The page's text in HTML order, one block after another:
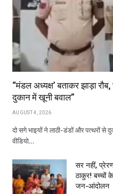
“मंडल अध्यक्ष’ बताकर झाड़ा
दुकान में खूनी बवाल”
AUGUST 4, 2026
दो सगे भाइयों ने लाठी-डंडों और पत्थरों से
वीडियो…
सर नहीं,
ठाकुर! बच्चों के
जन-आंदोलन